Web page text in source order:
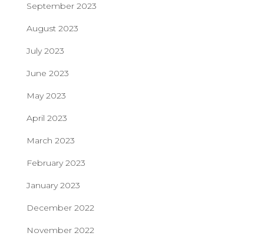
September 2023
August 2023
July 2023
June 2023
May 2023
April 2023
March 2023
February 2023
January 2023
December 2022
November 2022